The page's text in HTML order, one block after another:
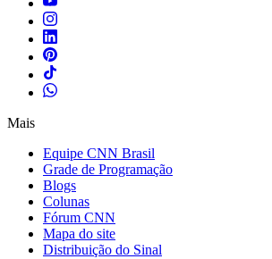
Mais
Equipe CNN Brasil
Grade de Programação
Blogs
Colunas
Fórum CNN
Mapa do site
Distribuição do Sinal